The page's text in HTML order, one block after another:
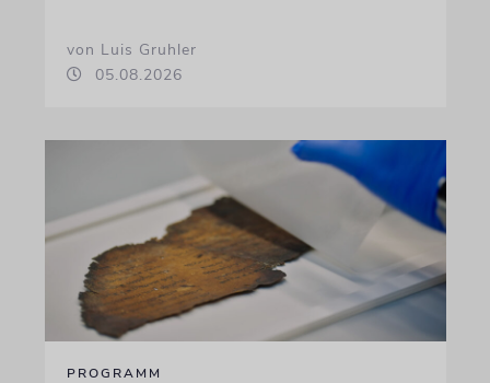
von Luis Gruhler
05.08.2026
PROGRAMM